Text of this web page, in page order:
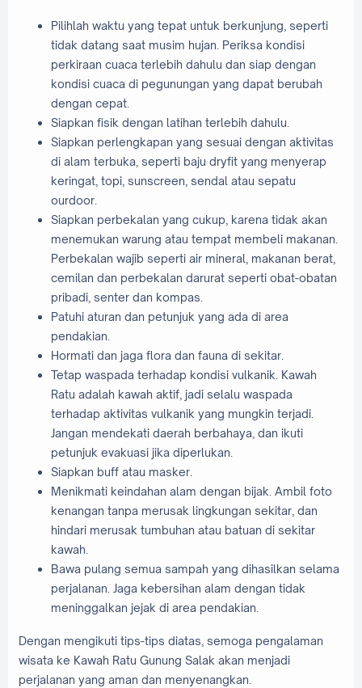
Pilihlah waktu yang tepat untuk berkunjung, seperti
tidak datang saat musim hujan. Periksa kondisi
perkiraan cuaca terlebih dahulu dan siap dengan
kondisi cuaca di pegunungan yang dapat berubah
dengan cepat.
Siapkan fisik dengan latihan terlebih dahulu.
Siapkan perlengkapan yang sesuai dengan aktivitas
di alam terbuka, seperti baju dryfit yang menyerap
keringat, topi, sunscreen, sendal atau sepatu
ourdoor.
Siapkan perbekalan yang cukup, karena tidak akan
menemukan warung atau tempat membeli makanan.
Perbekalan wajib seperti air mineral, makanan berat,
cemilan dan perbekalan darurat seperti obat-obatan
pribadi, senter dan kompas.
Patuhi aturan dan petunjuk yang ada di area
pendakian.
Hormati dan jaga flora dan fauna di sekitar.
Tetap waspada terhadap kondisi vulkanik. Kawah
Ratu adalah kawah aktif, jadi selalu waspada
terhadap aktivitas vulkanik yang mungkin terjadi.
Jangan mendekati daerah berbahaya, dan ikuti
petunjuk evakuasi jika diperlukan.
Siapkan buff atau masker.
Menikmati keindahan alam dengan bijak. Ambil foto
kenangan tanpa merusak lingkungan sekitar, dan
hindari merusak tumbuhan atau batuan di sekitar
kawah.
Bawa pulang semua sampah yang dihasilkan selama
perjalanan. Jaga kebersihan alam dengan tidak
meninggalkan jejak di area pendakian.
Dengan mengikuti tips-tips diatas, semoga pengalaman
wisata ke Kawah Ratu Gunung Salak akan menjadi
perjalanan yang aman dan menyenangkan.